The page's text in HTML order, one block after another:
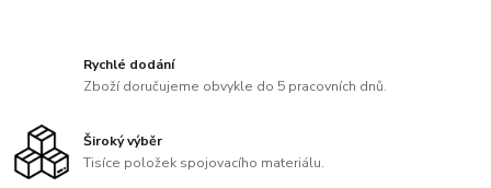
Rychlé dodání
Zboží doručujeme obvykle do 5 pracovních dnů.
Široký výběr
Tisíce položek spojovacího materiálu.